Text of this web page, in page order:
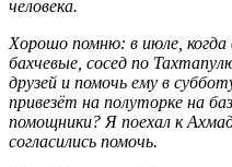
человека.
Хорошо помню: в июле, когда
бахчевые, сосед по
друзей и помочь ему в
привезёт на полуторке на
помощники? Я поехал к
согласились помочь.